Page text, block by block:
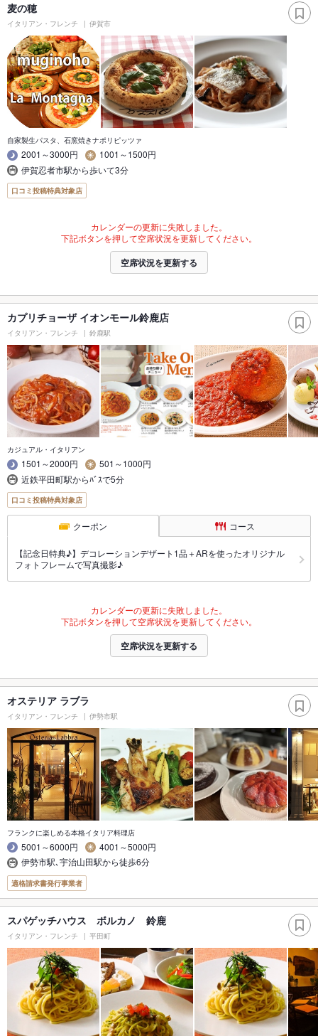
麦の穂
イタリアン・フレンチ 伊賀市
自家製生パスタ、石窯焼きナポリピッツァ
2001～3000円
1001～1500円
伊賀忍者市駅から歩いて3分
口コミ投稿特典対象店
カレンダーの更新に失敗しました。
下記ボタンを押して空席状況を更新してください。
空席状況を更新する
カプリチョーザ イオンモール鈴鹿店
イタリアン・フレンチ 鈴鹿駅
カジュアル・イタリアン
1501～2000円
501～1000円
近鉄平田町駅からﾊﾞｽで5分
口コミ投稿特典対象店
クーポン コース
【記念日特典♪】デコレーションデザート1品＋ARを使ったオリジナル
フォトフレームで写真撮影♪
カレンダーの更新に失敗しました。
下記ボタンを押して空席状況を更新してください。
空席状況を更新する
オステリア ラブラ
イタリアン・フレンチ 伊勢市駅
フランクに楽しめる本格イタリア料理店
5001～6000円
4001～5000円
伊勢市駅､宇治山田駅から徒歩6分
適格請求書発行事業者
スパゲッチハウス ボルカノ 鈴鹿
イタリアン・フレンチ 平田町